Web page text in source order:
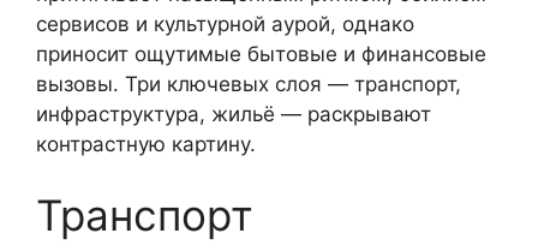
сервисов и культурной аурой, однако
приносит ощутимые бытовые и финансовые
вызовы. Три ключевых слоя — транспорт,
инфраструктура, жильё — раскрывают
контрастную картину.
Транспорт